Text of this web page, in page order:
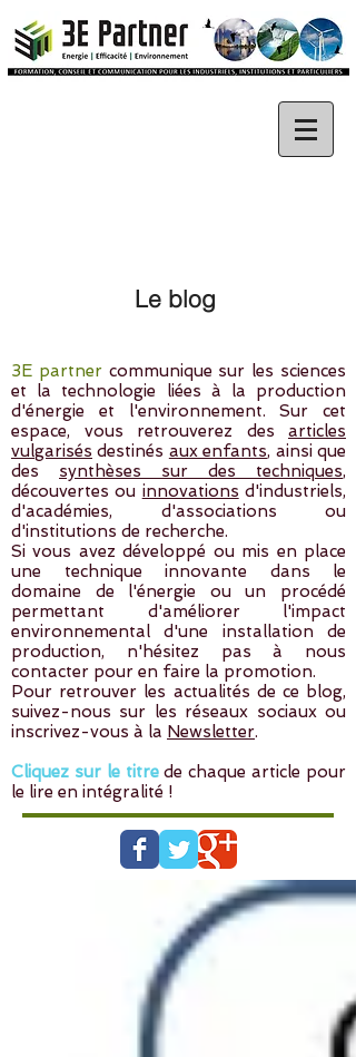
Le blog
3E partnercommunique sur les sciences
et la technologie liées à la production
d'énergie et l'environnement. Sur cet
espace, vous retrouverez des articles
vulgarisés destinés aux enfants, ainsi que
des synthèses sur des techniques,
découvertes ou innovations d'industriels,
d'académies, d'associations ou
d'institutions de recherche.
Si vous avez développé ou mis en place
une technique innovante dans le
domaine de l'énergie ou un procédé
permettant d'améliorer l'impact
environnemental d'une installation de
production, n'hésitez pas à nous
contacter pour en faire la promotion.
Pour retrouver les actualités de ce blog,
suivez-nous sur les réseaux sociaux ou
inscrivez-vous à la Newsletter.
Cliquez sur le titrede chaque article pour
le lire en intégralité !